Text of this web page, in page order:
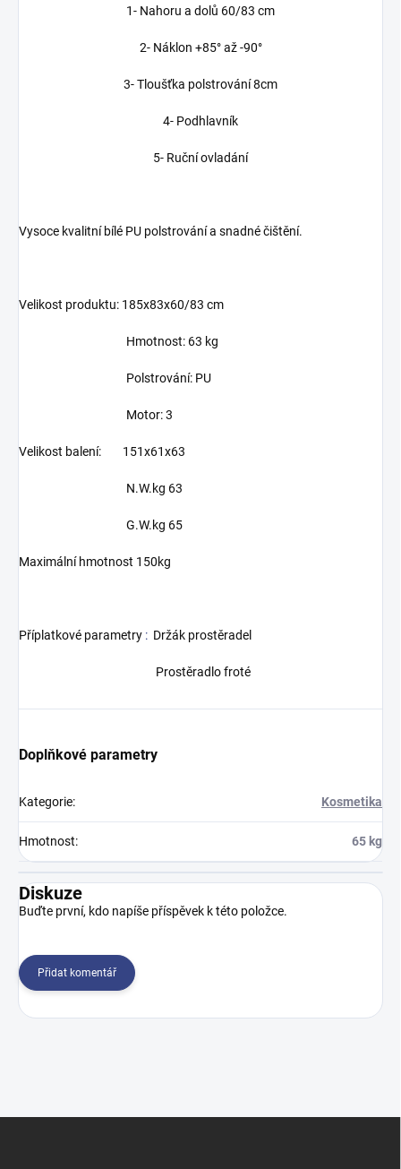
1- Nahoru a dolů 60/83 cm
2- Náklon +85° až -90°
3- Tloušťka polstrování 8cm
4- Podhlavník
5- Ruční ovladání
Vysoce kvalitní bílé PU polstrování a snadné čištění.
Velikost produktu: 185x83x60/83 cm
Hmotnost: 63 kg
Polstrování: PU
Motor: 3
Velikost balení: 151x61x63
N.W.kg 63
G.W.kg 65
Maximální hmotnost 150kg
Příplatkové parametry : Držák prostěradel
Prostěradlo froté
Doplňkové parametry
Kategorie: Kosmetika
Hmotnost: 65 kg
Diskuze
Buďte první, kdo napíše příspěvek k této položce.
Přidat komentář